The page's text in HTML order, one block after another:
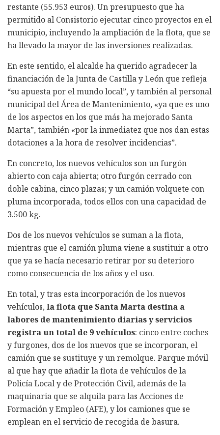
restante (55.953 euros). Un presupuesto que ha
permitido al Consistorio ejecutar cinco proyectos en el
municipio, incluyendo la ampliación de la flota, que se
ha llevado la mayor de las inversiones realizadas.
En este sentido, el alcalde ha querido agradecer la
financiación de la Junta de Castilla y León que refleja
“su apuesta por el mundo local”, y también al personal
municipal del Área de Mantenimiento, «ya que es uno
de los aspectos en los que más ha mejorado Santa
Marta”, también «por la inmediatez que nos dan estas
dotaciones a la hora de resolver incidencias”.
En concreto, los nuevos vehículos son un furgón
abierto con caja abierta; otro furgón cerrado con
doble cabina, cinco plazas; y un camión volquete con
pluma incorporada, todos ellos con una capacidad de
3.500 kg.
Dos de los nuevos vehículos se suman a la flota,
mientras que el camión pluma viene a sustituir a otro
que ya se hacía necesario retirar por su deterioro
como consecuencia de los años y el uso.
En total, y tras esta incorporación de los nuevos
vehículos,la flota que Santa Marta destina a
labores de mantenimiento diarias y servicios
registra un total de 9 vehículos: cinco entre coches
y furgones, dos de los nuevos que se incorporan, el
camión que se sustituye y un remolque. Parque móvil
al que hay que añadir la flota de vehículos de la
Policía Local y de Protección Civil, además de la
maquinaria que se alquila para las Acciones de
Formación y Empleo (AFE), y los camiones que se
emplean en el servicio de recogida de basura.